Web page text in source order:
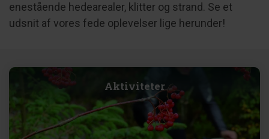
enestående hedearealer, klitter og strand. Se et
udsnit af vores fede oplevelser lige herunder!
Aktiviteter